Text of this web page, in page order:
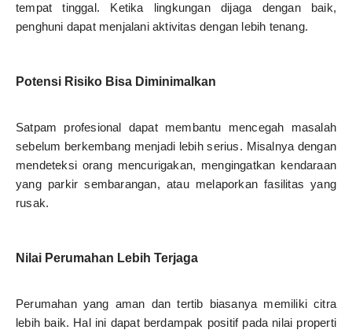
tempat tinggal. Ketika lingkungan dijaga dengan baik,
penghuni dapat menjalani aktivitas dengan lebih tenang.
Potensi Risiko Bisa Diminimalkan
Satpam profesional dapat membantu mencegah masalah
sebelum berkembang menjadi lebih serius. Misalnya dengan
mendeteksi orang mencurigakan, mengingatkan kendaraan
yang parkir sembarangan, atau melaporkan fasilitas yang
rusak.
Nilai Perumahan Lebih Terjaga
Perumahan yang aman dan tertib biasanya memiliki citra
lebih baik. Hal ini dapat berdampak positif pada nilai properti